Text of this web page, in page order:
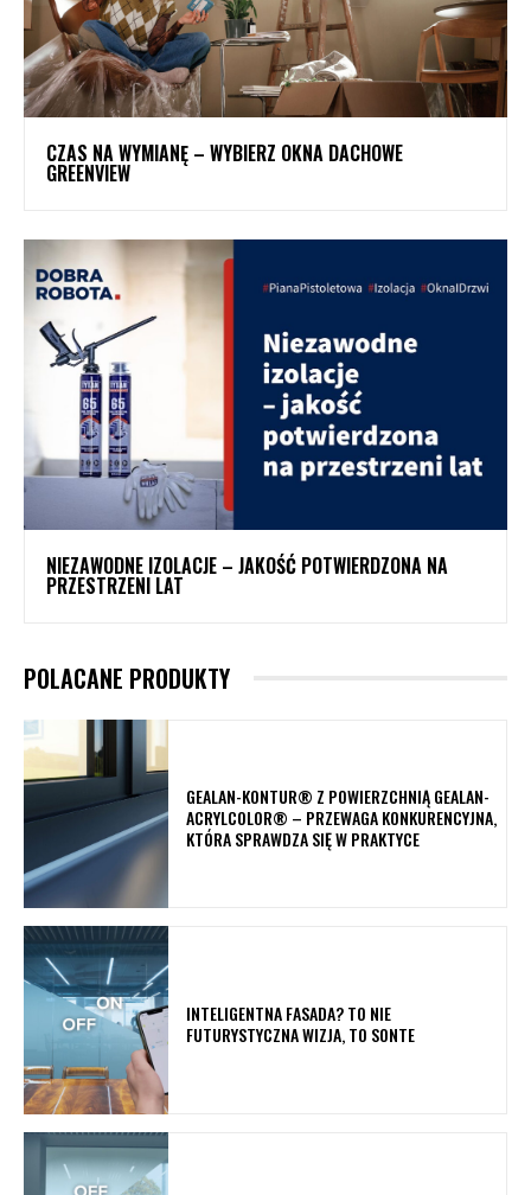
CZAS NA WYMIANĘ – WYBIERZ OKNA DACHOWE
GREENVIEW
NIEZAWODNE IZOLACJE – JAKOŚĆ POTWIERDZONA NA
PRZESTRZENI LAT
POLACANE PRODUKTY
GEALAN-KONTUR® Z POWIERZCHNIĄ GEALAN-
ACRYLCOLOR® – PRZEWAGA KONKURENCYJNA,
KTÓRA SPRAWDZA SIĘ W PRAKTYCE
INTELIGENTNA FASADA? TO NIE
FUTURYSTYCZNA WIZJA, TO SONTE